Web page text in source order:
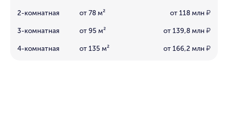
2-комнатная от 78 м² от 118 млн ₽
3-комнатная от 95 м² от 139,8 млн ₽
4-комнатная от 135 м² от 166,2 млн ₽